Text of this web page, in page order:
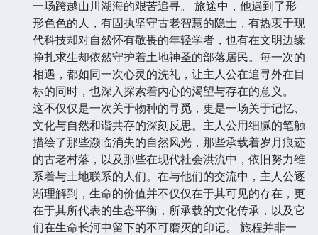
以下是一篇图书简介： 《与绝迹之鸟的短暂邂逅》 这
是一段关于寻找与失落的旅程。在世界的某个角落，隐
藏着一个古老而神秘的传说，关于一种只存在于诗歌与
回忆中的生物，一种曾以其华丽羽翼和悠扬歌声点缀这
片土地的绝迹之鸟。故事的主人公，一位饱经风霜的博
物学家，怀揣着对科学的执着和对自然的深情，踏上了
一场跨越山川湖海的艰苦追寻。 旅途中，他遇到了形
形色色的人，有固执坚守古老智慧的隐士，有热衷于现
代科技却对自然怀有敬畏的年轻学者，也有在文明边缘
挣扎求生却依然守护着土地神圣的部落居民。每一次的
相遇，都如同一次心灵的洗礼，让主人公在追寻外在目
标的同时，也深入探索着内心的渴望与存在的意义。
这不仅仅是一次关于物种的寻觅，更是一场关于记忆、